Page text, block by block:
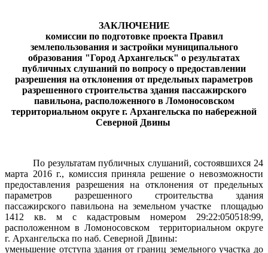
ЗАКЛЮЧЕНИЕ
комиссии по подготовке проекта Правил
землепользования и застройки муниципального
образования "Город Архангельск" о результатах
публичных слушаний по вопросу о предоставлении
разрешения на отклонения от предельных параметров
разрешенного строительства здания пассажирского
павильона, расположенного в Ломоносовском
территориальном округе г. Архангельска по набережной
Северной Двины
По результатам публичных слушаний, состоявшихся 24
марта 2016 г., комиссия приняла решение о невозможности
предоставления разрешения на отклонения от предельных
параметров разрешенного строительства здания
пассажирского павильона на земельном участке площадью
1412 кв. м с кадастровым номером 29:22:050518:99,
расположенном в Ломоносовском территориальном округе
г. Архангельска по наб. Северной Двины:
уменьшение отступа здания от границ земельного участка до